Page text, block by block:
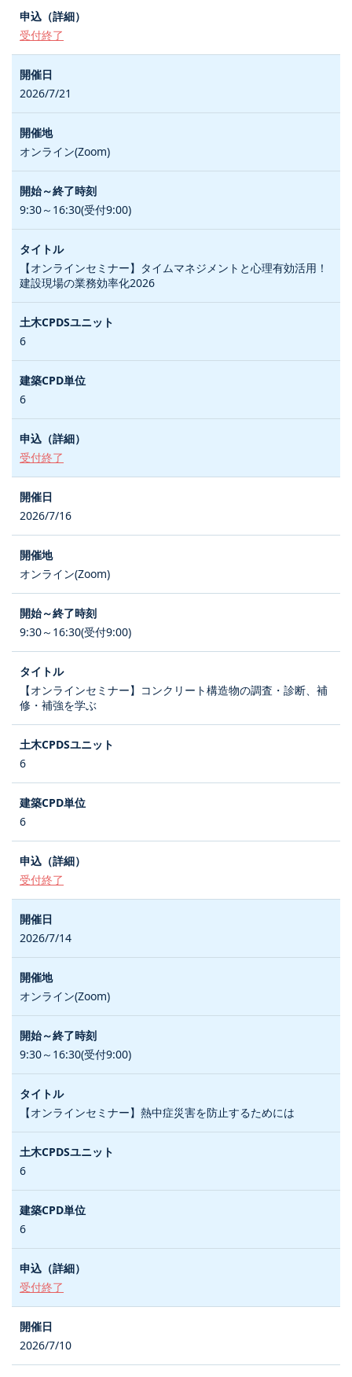
受付終了
2026/7/21
オンライン(Zoom)
9:30～16:30(受付9:00)
【オンラインセミナー】タイムマネジメントと心理有効活用！
建設現場の業務効率化2026
6
6
受付終了
2026/7/16
オンライン(Zoom)
9:30～16:30(受付9:00)
【オンラインセミナー】コンクリート構造物の調査・診断、補
修・補強を学ぶ
6
6
受付終了
2026/7/14
オンライン(Zoom)
9:30～16:30(受付9:00)
【オンラインセミナー】熱中症災害を防止するためには
6
6
受付終了
2026/7/10